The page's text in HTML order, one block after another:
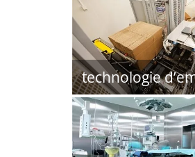
technologie